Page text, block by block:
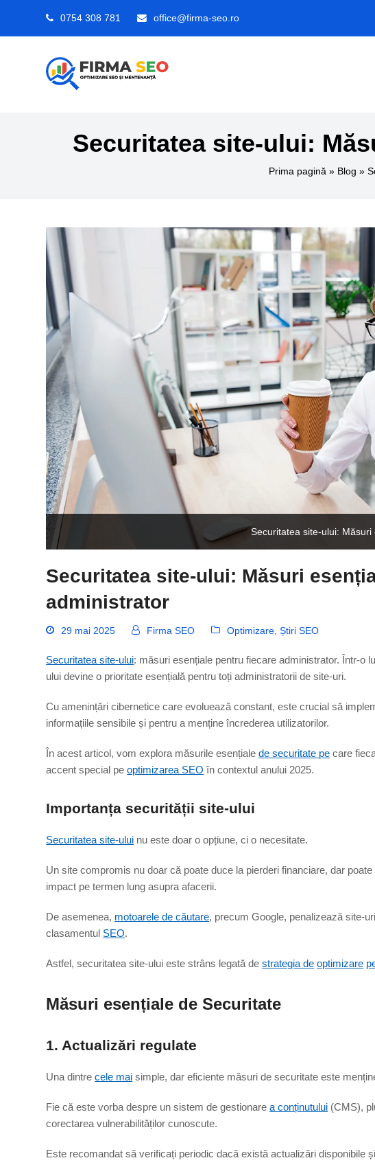
0754 308 781 office@firma-seo.ro
Securitatea site-ului:
Prima pagină » Blog »
Securitatea site-ului: Măsuri
Securitatea site-ului: Măsuri
administrator
29 mai 2025 Firma SEO Optimizare ,Știri SEO
Securitatea site-ului: măsuri esențiale pentru fiecare administrator. Într-o
ului devine o prioritate esențială pentru toți administratorii de site-uri.
Cu amenințări cibernetice care evoluează constant, este crucial să
informațiile sensibile și pentru a menține încrederea utilizatorilor.
În acest articol, vom explora măsurile esențialede securitate pe care
accent special peoptimizarea SEO în contextul anului 2025.
Importanța securității site-ului
Securitatea site-ului nu este doar o opțiune, ci o necesitate.
Un site compromis nu doar că poate duce la pierderi financiare, dar
impact pe termen lung asupra afacerii.
De asemenea, motoarele de căutare, precum Google, penalizează site-
clasamentul SEO.
Astfel, securitatea site-ului este strâns legată destrategia de optimizare
Măsuri esențiale de Securitate
1. Actualizări regulate
Una dintrecele mai simple, dar eficiente măsuri de securitate este
Fie că este vorba despre un sistem de gestionarea conținutului (CMS),
corectarea vulnerabilităților cunoscute.
Este recomandat să verificați periodic dacă există actualizări disponibile